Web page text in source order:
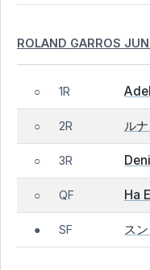
ROLAND GARROS
○ 1R
○ 2R ル
○ 3R
○ QF Ha
● SF ス